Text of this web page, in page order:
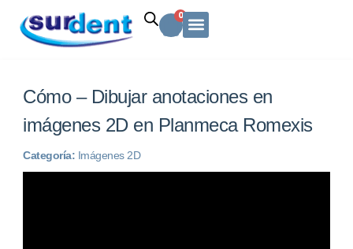
contenido
0
Carrito
Cómo – Dibujar anotaciones en
imágenes 2D en Planmeca Romexis
Categoría: Imágenes 2D